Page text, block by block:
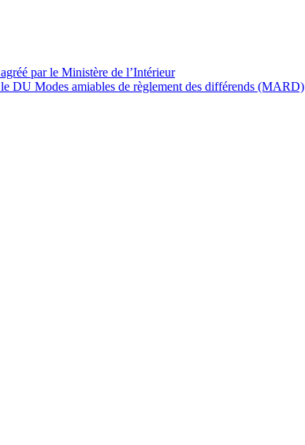
par le Ministère de l’Intérieur
DU Modes amiables de règlement des différends (MARD)